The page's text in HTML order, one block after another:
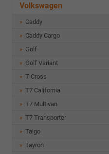
Volkswagen
Caddy
Caddy Cargo
Golf
Golf Variant
T-Cross
T7 California
T7 Multivan
T7 Transporter
Taigo
Tayron